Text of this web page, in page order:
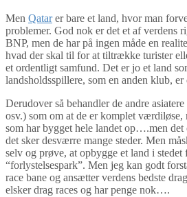
Men Qatarer bare et land, hvor man
problemer. God nok er det et af verdens
BNP, men de har på ingen måde en
hvad der skal til for at tiltrække turister
et ordentligt samfund. Det er jo et land
landsholdsspillere, som en anden klub, er
Derudover så behandler de andre
osv.) som om at de er komplet værdiløse,
som har bygget hele landet op….men det
det sker desværre mange steder. Men
selv og prøve, at opbygge et land i stedet
“forlystelsespark”. Men jeg kan godt
race bane og ansætter verdens bedste
elsker drag races og har penge nok….